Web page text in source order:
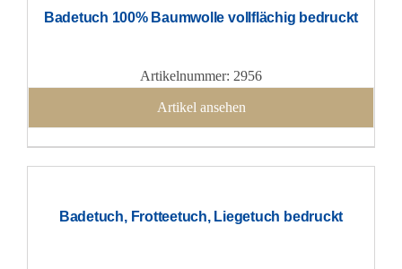
Badetuch 100% Baumwolle vollflächig bedruckt
Artikelnummer: 2956
Artikel ansehen
Badetuch, Frotteetuch, Liegetuch bedruckt